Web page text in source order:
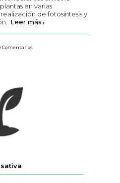
en varias
de fotosíntesis y
Leer más
Comentarios